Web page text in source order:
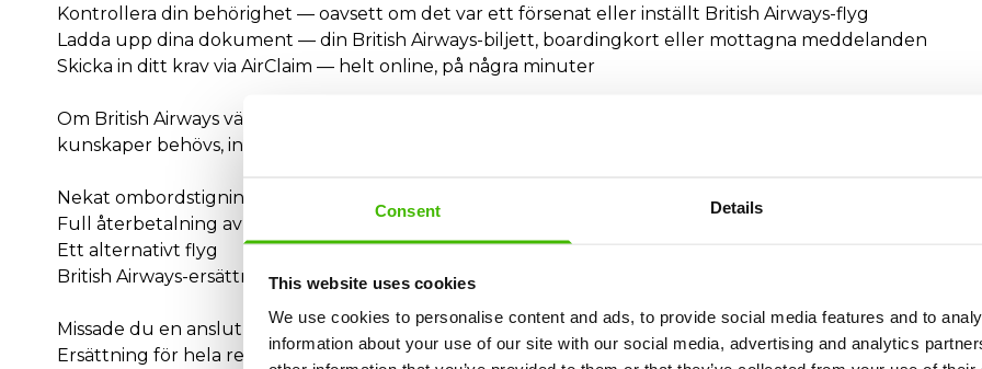
Consent Details
This website uses cookies
We use cookies to personalise content and ads, to provide social media features and to
information about your use of our site with our social media, advertising and analytics
Kontrollera din behörighet — oavsett om det var ett försenat eller inställt British Airways-flyg
Ladda upp dina dokument — din British Airways-biljett, boardingkort eller mottagna meddelanden
Skicka in ditt krav via AirClaim — helt online, på några minuter
Om British Airways vägrar att betala hanterar AirClaims juridiska team allt, inklusive rättsliga åtgärder.
kunskaper behövs, ingen tid slösas bort.
Nekat ombordstigning eller överbookning hos British Airways?
Full återbetalning av din biljett
Ett alternativt flyg
British Airways-ersättning på upp till 600€
Missade du en anslutning på grund av en British Airways-försening?
Ersättning för hela resan